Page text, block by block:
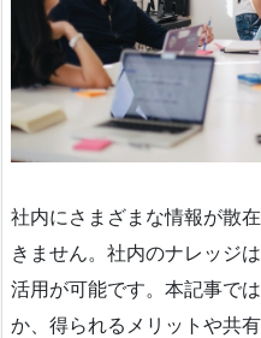
社内にさまざまな情報が散
きません。社内のナレッジ
活用が可能です。本記事で
か、得られるメリットや共